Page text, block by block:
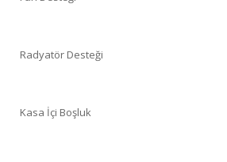
Radyatör Desteği
Kasa İçi Boşluk